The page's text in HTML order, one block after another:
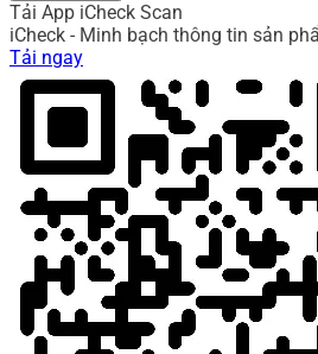
Tải App iCheck Scan
iCheck - Minh bạch thông tin sản
Tải ngay